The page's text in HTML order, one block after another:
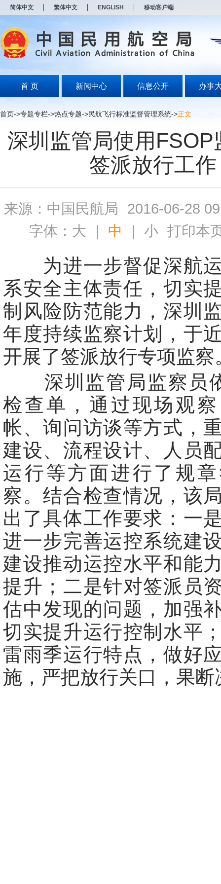
简体中文 繁体中文 ENGLISH 移动客户端
首 页 新闻中心 信息公开 办事
首页->专题专栏->热点专题->民航飞行标准监督管理系统->正文
深圳监管局使用FSOP
签派放行工作
来源：中国民航局
2016-06-28
字体： 大 ｜ 中 ｜小 打印本
为进一步督促深航运
系安全主体责任，切实
制风险防范能力，深圳
年度持续监察计划，于
开展了签派放行专项监察
深圳监管局监察员
检查单，通过现场观
帐、询问访谈等方式，
建设、流程设计、人员
运行等方面进行了规
察。结合检查情况，该
出了具体工作要求：一
进一步完善运控系统建
建设推动运控水平和能
提升；二是针对签派员
估中发现的问题，加强
切实提升运行控制水平
雷雨季运行特点，做好
施，严把放行关口，果断
打
开
无
障
说
按
Alt
盲
式